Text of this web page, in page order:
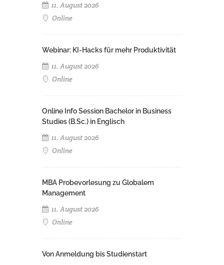
11. August 2026
Online
Webinar: KI-Hacks für mehr Produktivität
11. August 2026
Online
Online Info Session Bachelor in Business
Studies (B.Sc.) in Englisch
11. August 2026
Online
MBA Probevorlesung zu Globalem
Management
11. August 2026
Online
Von Anmeldung bis Studienstart